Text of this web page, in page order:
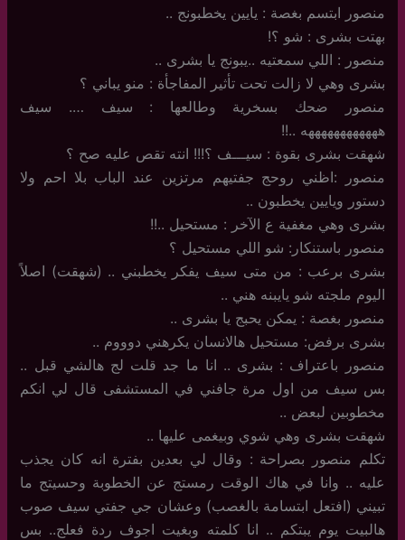
منصور ابتسم بغصة : يايين يخطبونج ..
بهتت بشرى : شو ؟!
منصور : اللي سمعتيه ..يبونج يا بشرى ..
بشرى وهي لا زالت تحت تأثير المفاجأة : منو يباني ؟
منصور ضحك بسخرية وطالعها : سيف …. سيف
ههههههههههههه ..!!
شهقت بشرى بقوة : سيـــف ؟!!! انته تقص عليه صح ؟
منصور :اظني روحج جفتيهم مرتزين عند الباب بلا احم ولا
دستور ويايين يخطبون ..
بشرى وهي مغفية ع الآخر : مستحيل ..!!
منصور باستنكار: شو اللي مستحيل ؟
بشرى برعب : من متى سيف يفكر يخطبني .. (شهقت) اصلاً
اليوم ملجته شو يايبنه هني ..
منصور بغصة : يمكن يحبج يا بشرى ..
بشرى برفض: مستحيل هالانسان يكرهني دوووم ..
منصور باعتراف : بشرى .. انا ما جد قلت لج هالشي قبل ..
بس سيف من اول مرة جافني في المستشفى قال لي انكم
مخطوبين لبعض ..
شهقت بشرى وهي شوي وبيغمى عليها ..
تكلم منصور بصراحة : وقال لي بعدين بفترة انه كان يجذب
عليه .. وانا في هاك الوقت رمستج عن الخطوبة وحسيتج ما
تبيني (افتعل ابتسامة بالغصب) وعشان جي جفتي سيف صوب
هالبيت يوم يبتكم .. انا كلمته وبغيت اجوف ردة فعلج.. بس